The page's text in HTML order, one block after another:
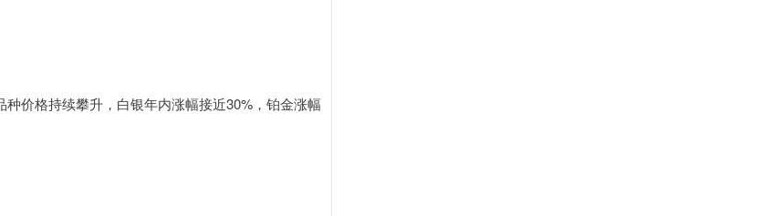
价格持续攀升，白银年内涨幅接近30%，铂金涨幅